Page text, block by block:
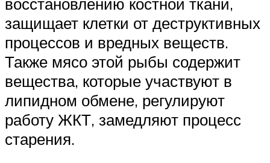
защищает клетки от деструктивных
процессов и вредных веществ.
Также мясо этой рыбы содержит
вещества, которые участвуют в
липидном обмене, регулируют
работу ЖКТ, замедляют процесс
старения.